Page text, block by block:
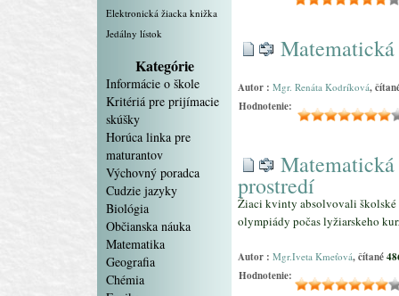
Elektronická žiacka knižka
Jedálny lístok
Kategórie
Informácie o škole
Kritériá pre prijímacie
skúšky
Horúca linka pre
maturantov
Výchovný poradca
Cudzie jazyky
Biológia
Občianska náuka
Matematika
Geografia
Chémia
Autor : Mgr. Renáta Kodríková,
Hodnotenie:
prostredí
Žiaci kvinty absolvovali
olympiády počas lyžiarskeho
Autor : Mgr.Iveta Kmeťová, čítané
Hodnotenie: